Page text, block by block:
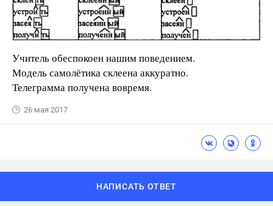
Учитель обеспокоен нашим поведением.
Модель самолётика склеена аккуратно.
Телеграмма получена вовремя.
26 мая 2017
НАПИСАТЬ ОТВЕТ